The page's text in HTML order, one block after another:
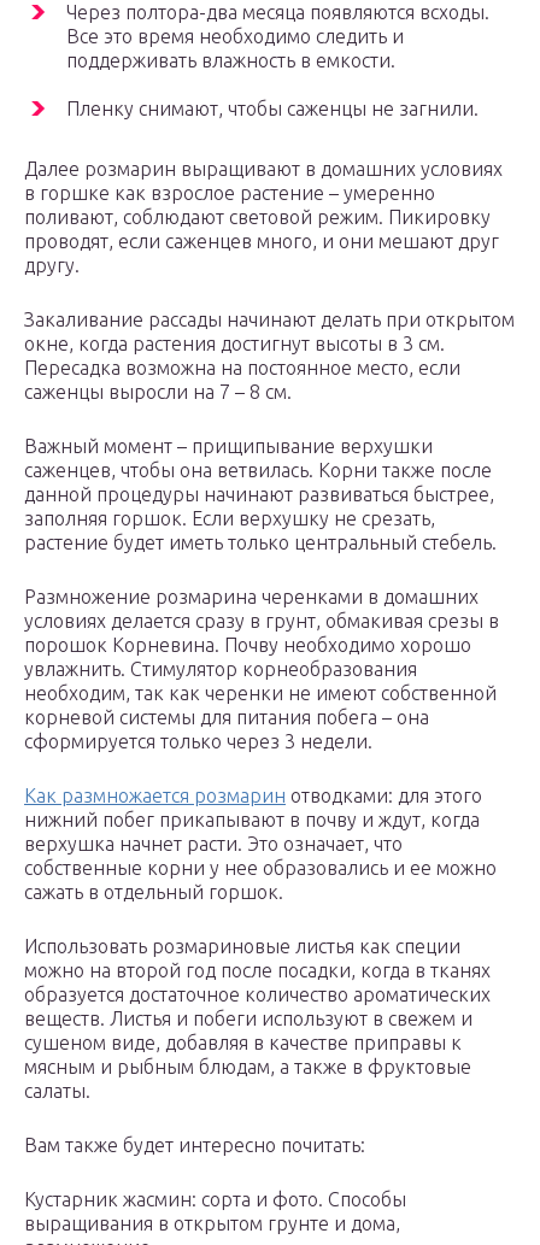
Через полтора-два месяца появляются всходы.
Все это время необходимо следить и
поддерживать влажность в емкости.
Пленку снимают, чтобы саженцы не загнили.
Далее розмарин выращивают в домашних условиях
в горшке как взрослое растение – умеренно
поливают, соблюдают световой режим. Пикировку
проводят, если саженцев много, и они мешают друг
другу.
Закаливание рассады начинают делать при открытом
окне, когда растения достигнут высоты в 3 см.
Пересадка возможна на постоянное место, если
саженцы выросли на 7 – 8 см.
Важный момент – прищипывание верхушки
саженцев, чтобы она ветвилась. Корни также после
данной процедуры начинают развиваться быстрее,
заполняя горшок. Если верхушку не срезать,
растение будет иметь только центральный стебель.
Размножение розмарина черенками в домашних
условиях делается сразу в грунт, обмакивая срезы в
порошок Корневина. Почву необходимо хорошо
увлажнить. Стимулятор корнеобразования
необходим, так как черенки не имеют собственной
корневой системы для питания побега – она
сформируется только через 3 недели.
Как размножается розмарин отводками: для этого
нижний побег прикапывают в почву и ждут, когда
верхушка начнет расти. Это означает, что
собственные корни у нее образовались и ее можно
сажать в отдельный горшок.
Использовать розмариновые листья как специи
можно на второй год после посадки, когда в тканях
образуется достаточное количество ароматических
веществ. Листья и побеги используют в свежем и
сушеном виде, добавляя в качестве приправы к
мясным и рыбным блюдам, а также в фруктовые
салаты.
Вам также будет интересно почитать:
Кустарник жасмин: сорта и фото. Способы
выращивания в открытом грунте и дома,